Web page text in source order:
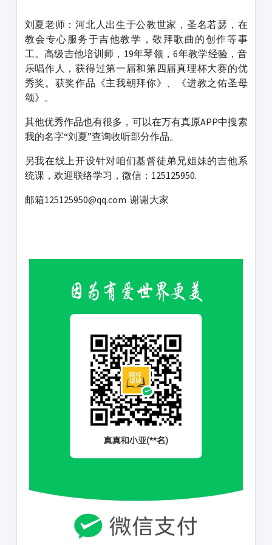
刘夏老师：河北人出生于公教世家，圣名若瑟，在
教会专心服务于吉他教学，敬拜歌曲的创作等事
工。高级吉他培训师，19年琴领，6年教学经验，音
乐唱作人，获得过第一届和第四届真理杯大赛的优
秀奖。获奖作品《主我朝拜你》、《进教之佑圣母
颂》。
其他优秀作品也有很多，可以在万有真原APP中搜索
我的名字“刘夏”查询收听部分作品。
另我在线上开设针对咱们基督徒弟兄姐妹的吉他系
统课，欢迎联络学习，微信：125125950.
邮箱125125950@qq.com 谢谢大家